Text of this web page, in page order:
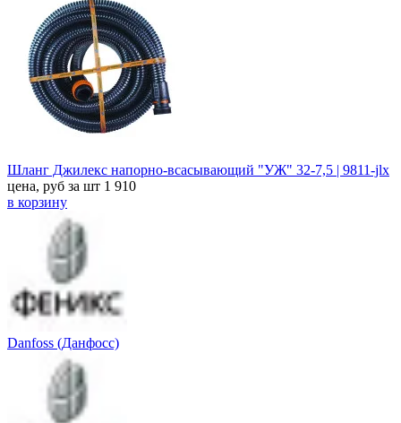
Шланг Джилекс напорно-всасывающий "УЖ" 32-7,5 | 9811-jlx
цена, руб за шт 1 910
в корзину
Danfoss (Данфосс)